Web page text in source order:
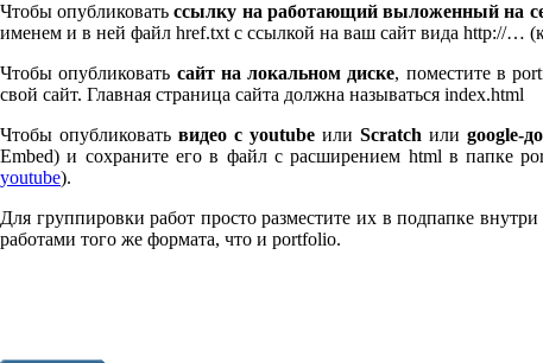
Чтобы опубликоватьссылку на работающий выложенный на
именем и в ней файл href.txt с ссылкой на ваш сайт вида http://…
Чтобы опубликовать сайт на локальном диске, поместите в
свой сайт. Главная страница сайта должна называться index.html
Чтобы опубликоватьвидео с youtube илиScratch илиgoogle-
Embed) и сохраните его в файл с расширением html в папке
youtube).
Для группировки работ просто разместите их в подпапке
работами того же формата, что и port­fo­lio.